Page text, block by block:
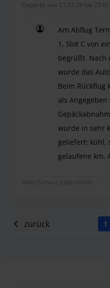
Geparkt von 21.07.26 bis
Am Abflug
1, Slot C von
begrüßt. Nach
wurde das
Beim Rückflug
als
wurde in sehr
geliefert: kühl,
gelaufene km.
Valet-Service (überdacht)
zurück 1